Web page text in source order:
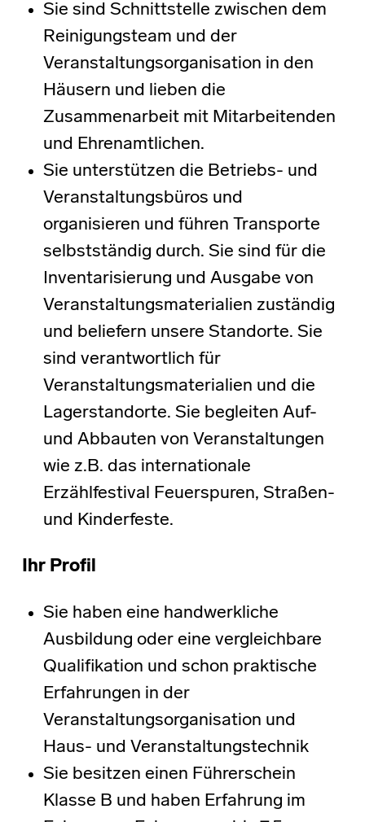
Sie sind Schnittstelle zwischen dem
Reinigungsteam und der
Veranstaltungsorganisation in den
Häusern und lieben die
Zusammenarbeit mit Mitarbeitenden
und Ehrenamtlichen.
Sie unterstützen die Betriebs- und
Veranstaltungsbüros und
organisieren und führen Transporte
selbstständig durch. Sie sind für die
Inventarisierung und Ausgabe von
Veranstaltungsmaterialien zuständig
und beliefern unsere Standorte. Sie
sind verantwortlich für
Veranstaltungsmaterialien und die
Lagerstandorte. Sie begleiten Auf-
und Abbauten von Veranstaltungen
wie z.B. das internationale
Erzählfestival Feuerspuren, Straßen-
und Kinderfeste.
Ihr Profil
Sie haben eine handwerkliche
Ausbildung oder eine vergleichbare
Qualifikation und schon praktische
Erfahrungen in der
Veranstaltungsorganisation und
Haus- und Veranstaltungstechnik
Sie besitzen einen Führerschein
Klasse B und haben Erfahrung im